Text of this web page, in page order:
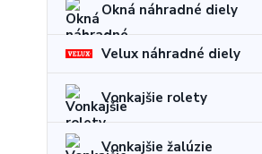
Okná náhradné diely
Velux náhradné diely
Vonkajšie rolety
Vonkajšie žalúzie